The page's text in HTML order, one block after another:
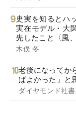
史実を知るとハ
実在モデル・大
先したこと〈風
木俣 冬
老後になってか
ばよかった」と
ダイヤモンド社